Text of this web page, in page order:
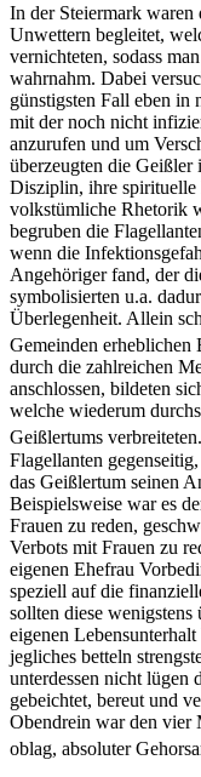
In der Steiermark waren
Unwettern begleitet,
vernichteten, sodass
wahrnahm. Dabei
günstigsten Fall eben in
mit der noch nicht
anzurufen und um
überzeugten die Geißler
Disziplin, ihre
volkstümliche Rhetorik
begruben die
wenn die
Angehöriger fand, der
symbolisierten u.a.
Überlegenheit. Allein
Gemeinden erheblichen
durch die zahlreichen
anschlossen, bildeten
welche wiederum
Geißlertums verbreiteten.
Flagellanten
das Geißlertum seinen
Beispielsweise war es
Frauen zu reden,
Verbots mit Frauen zu
eigenen Ehefrau
speziell auf die
sollten diese
eigenen
jegliches betteln
unterdessen nicht lügen
gebeichtet, bereut und
Obendrein war den vier
oblag, absoluter